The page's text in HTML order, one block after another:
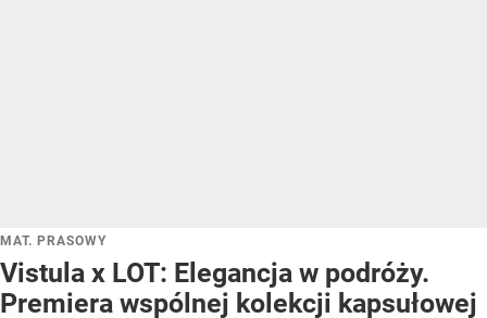
MAT. PRASOWY
Vistula x LOT: Elegancja w podróży.
Premiera wspólnej kolekcji kapsułowej